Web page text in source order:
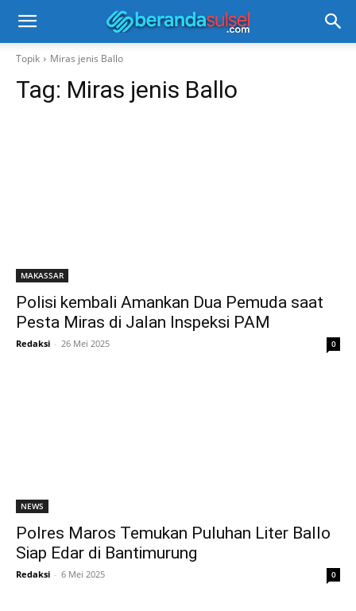
Topik Miras jenis Ballo
Tag: Miras jenis Ballo
MAKASSAR
Polisi kembali Amankan Dua Pemuda saat
Pesta Miras di Jalan Inspeksi PAM
Redaksi - 26 Mei 2025 0
NEWS
Polres Maros Temukan Puluhan Liter Ballo
Siap Edar di Bantimurung
Redaksi - 6 Mei 2025 0